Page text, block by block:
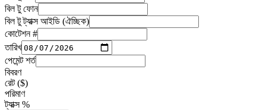
বিল টু ফোন
বিল টু ট্যাক্স আইডি (ঐচ্ছিক)
কোটেশন #
তারিখ
পেমেন্ট শর্ত
বিবরণ
রেট ($)
পরিমাণ
ট্যাক্স %